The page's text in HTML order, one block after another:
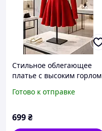
Стильное облегающее
платье с высоким горлом
день и вечер
Готово к отправке
699₴